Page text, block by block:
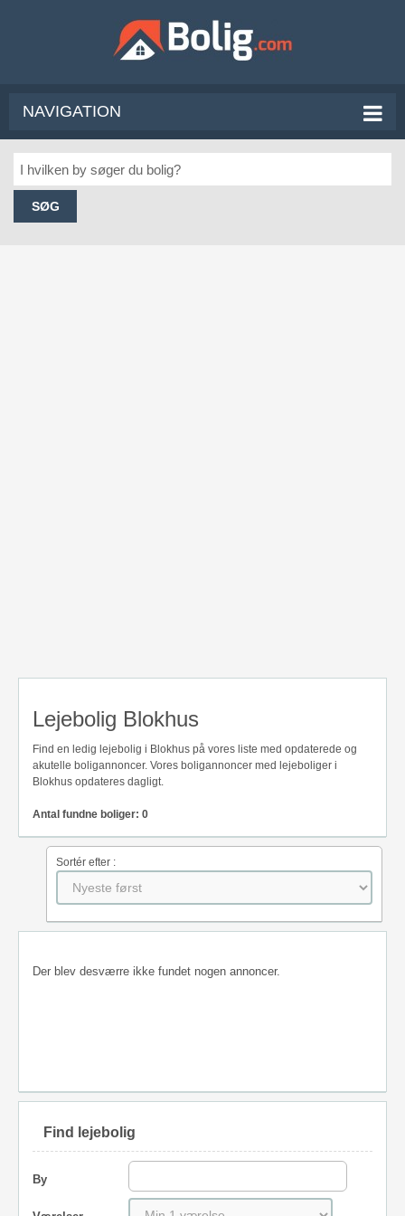
NAVIGATION
SØG
Lejebolig Blokhus
Find en ledig lejebolig i Blokhus på vores liste med opdaterede og
akutelle boligannoncer. Vores boligannoncer med lejeboliger i
Blokhus opdateres dagligt.
Antal fundne boliger: 0
Sortér efter :
Der blev desværre ikke fundet nogen annoncer.
Find lejebolig
By